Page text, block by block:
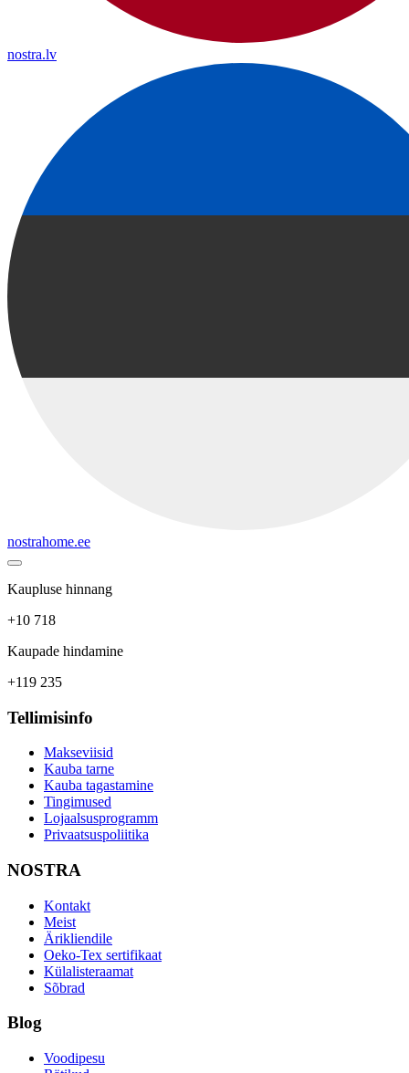
nostra.lv
nostrahome.ee
Kaupluse hinnang
+10 718
Kaupade hindamine
+119 235
Tellimisinfo
Makseviisid
Kauba tarne
Kauba tagastamine
Tingimused
Lojaalsusprogramm
Privaatsuspoliitika
NOSTRA
Kontakt
Meist
Ärikliendile
Oeko-Tex sertifikaat
Külalisteraamat
Sõbrad
Blog
Voodipesu